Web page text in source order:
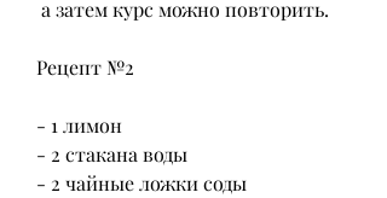
а затем курс можно повторить.
Рецепт №2
- 1 лимон
- 2 стакана воды
- 2 чайные ложки соды